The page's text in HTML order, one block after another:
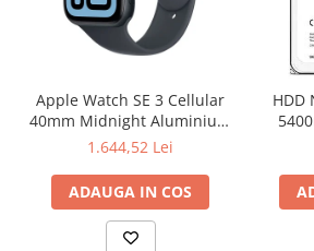
Apple Watch SE 3 Cellular
40mm Midnight Aluminium
Case with Midnight Sport
1.644,52 Lei
ADAUGA IN COS
HDD Notebook 2.5" 2TB